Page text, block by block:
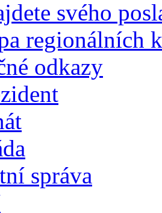
svého
regionálních
odkazy
správa